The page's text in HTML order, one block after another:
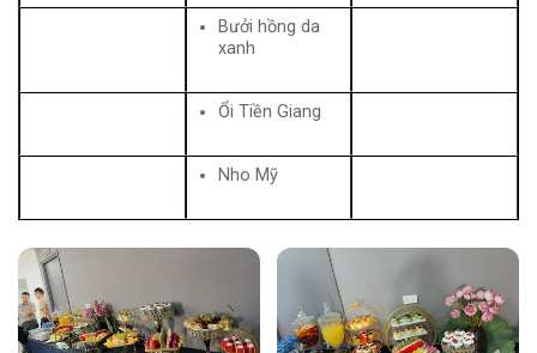
Bưởi hồng da
xanh
Ổi Tiền Giang
Nho Mỹ